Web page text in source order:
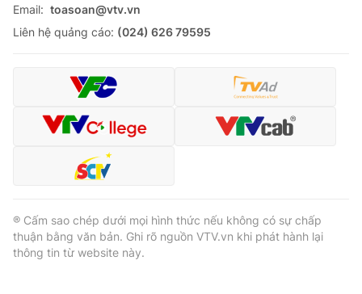
Email: toasoan@vtv.vn
Liên hệ quảng cáo: (024) 626 79595
® Cấm sao chép dưới mọi hình thức nếu không có sự chấp
thuận bằng văn bản. Ghi rõ nguồn VTV.vn khi phát hành lại
thông tin từ website này.